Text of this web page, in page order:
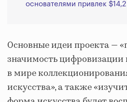
основателями привлек
Основные идеи проекта —
значимость цифровизации
в мире
искусства», а также